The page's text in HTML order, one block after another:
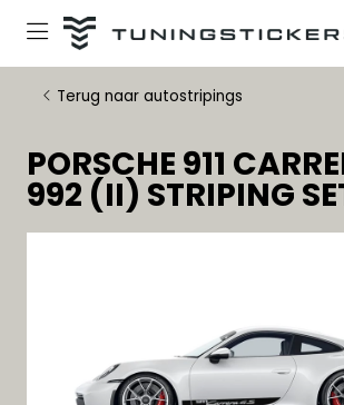
Terug naar autostripings
PORSCHE 911
992 (II) STRIPING